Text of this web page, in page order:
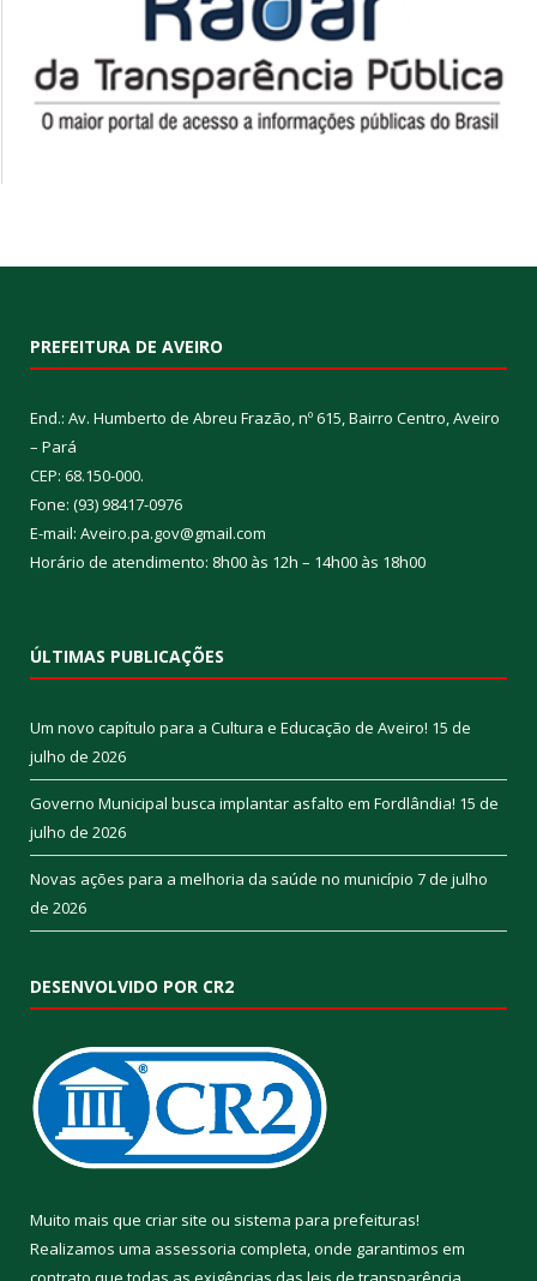
PREFEITURA DE AVEIRO
End.: Av. Humberto de Abreu Frazão, nº 615, Bairro Centro, Aveiro
– Pará
CEP: 68.150-000.
Fone: (93) 98417-0976
E-mail: Aveiro.pa.gov@gmail.com
Horário de atendimento: 8h00 às 12h – 14h00 às 18h00
ÚLTIMAS PUBLICAÇÕES
Um novo capítulo para a Cultura e Educação de Aveiro! 15 de
julho de 2026
Governo Municipal busca implantar asfalto em Fordlândia! 15 de
julho de 2026
Novas ações para a melhoria da saúde no município 7 de julho
de 2026
DESENVOLVIDO POR CR2
Muito mais que criar site ou sistema para prefeituras!
Realizamos uma assessoria completa, onde garantimos em